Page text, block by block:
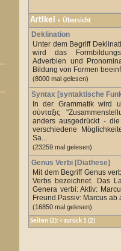
Artikel » Übersicht
Deklination
Unter dem Begriff
wird das
Adverbien und
Bildung von Formen
(8000 mal gelesen)
Syntax [syntaktische
In der Grammatik wird
σύνταξις
anders ausgedrückt -
verschiedene
Sa...
(23259 mal gelesen)
Genus Verbi [Diathese]
Mit dem Begriff Genus
Verbs bezeichnet. Das
Genera verbi: Aktiv:
Freund.Passiv: Marcus ab
(16850 mal gelesen)
Seiten(2): <zurück 1 (2)